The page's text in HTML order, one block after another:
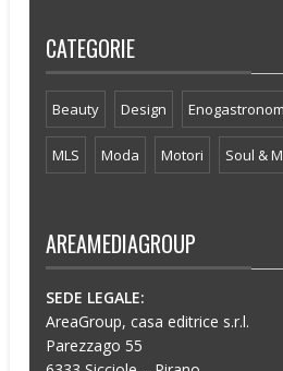
CATEGORIE
Beauty Design
MLS Moda Motori Soul &
AREAMEDIAGROUP
SEDE LEGALE:
AreaGroup, casa editrice s.r.l.
Parezzago 55